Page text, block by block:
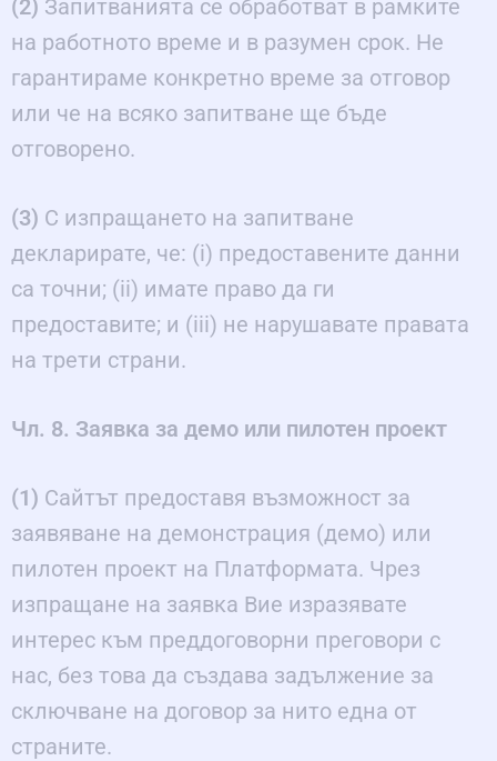
(2) Запитванията се обработват в рамките
на работното време и в разумен срок. Не
гарантираме конкретно време за отговор
или че на всяко запитване ще бъде
отговорено.
(3) С изпращането на запитване
декларирате, че: (i) предоставените данни
са точни; (ii) имате право да ги
предоставите; и (iii) не нарушавате правата
на трети страни.
Чл. 8. Заявка за демо или пилотен проект
(1) Сайтът предоставя възможност за
заявяване на демонстрация (демо) или
пилотен проект на Платформата. Чрез
изпращане на заявка Вие изразявате
интерес към преддоговорни преговори с
нас, без това да създава задължение за
сключване на договор за нито една от
страните.